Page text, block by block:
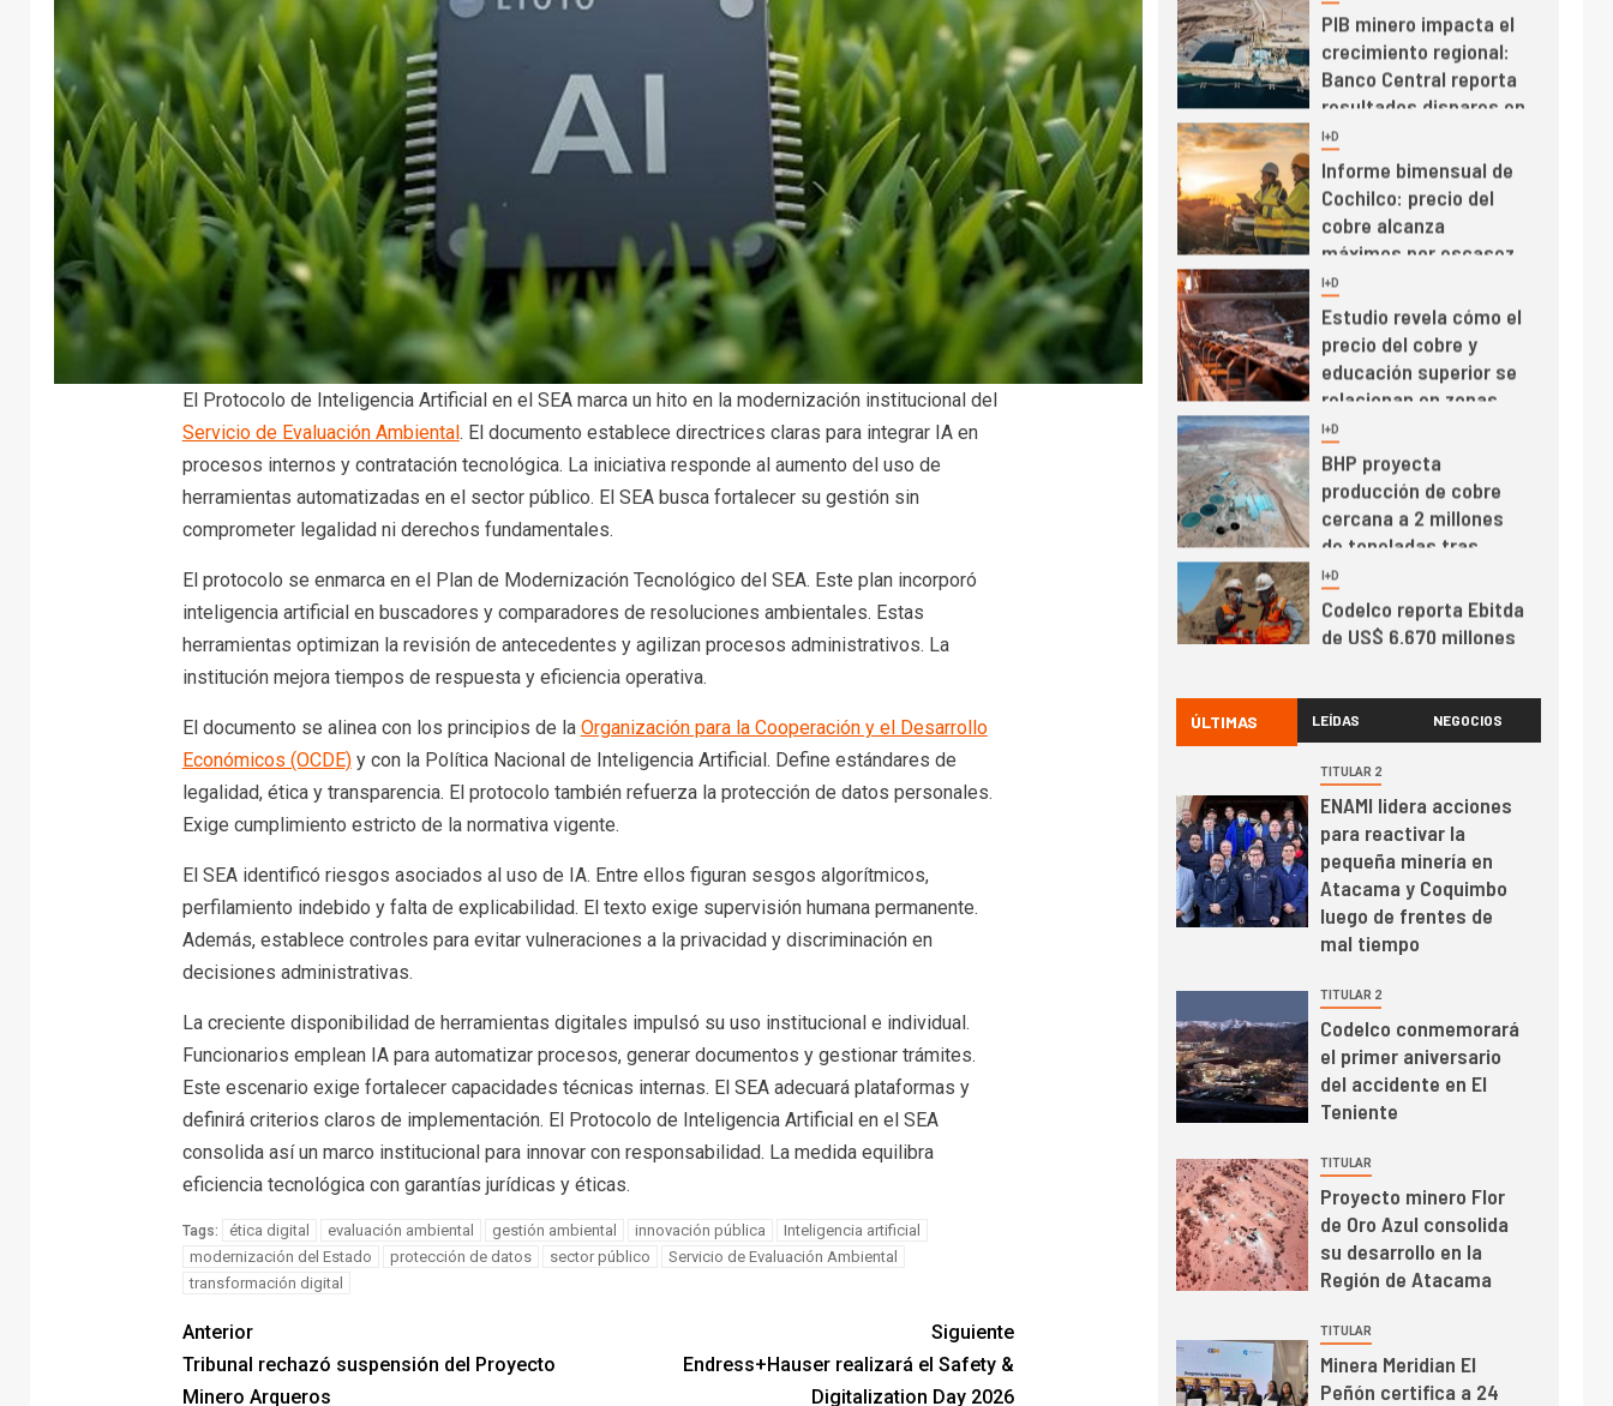
El Protocolo de Inteligencia Artificial en el SEA marca un hito en la modernización institucional del
Servicio de Evaluación Ambiental . El documento establece directrices claras para integrar IA en
procesos internos y contratación tecnológica. La iniciativa responde al aumento del uso de
herramientas automatizadas en el sector público. El SEA busca fortalecer su gestión sin
comprometer legalidad ni derechos fundamentales.
El protocolo se enmarca en el Plan de Modernización Tecnológico del SEA. Este plan incorporó
inteligencia artificial en buscadores y comparadores de resoluciones ambientales. Estas
herramientas optimizan la revisión de antecedentes y agilizan procesos administrativos. La
institución mejora tiempos de respuesta y eficiencia operativa.
El documento se alinea con los principios de la Organización para la Cooperación y el Desarrollo
Económicos (OCDE)y con la Política Nacional de Inteligencia Artificial. Define estándares de
legalidad, ética y transparencia. El protocolo también refuerza la protección de datos personales.
Exige cumplimiento estricto de la normativa vigente.
El SEA identificó riesgos asociados al uso de IA. Entre ellos figuran sesgos algorítmicos,
perfilamiento indebido y falta de explicabilidad. El texto exige supervisión humana permanente.
Además, establece controles para evitar vulneraciones a la privacidad y discriminación en
decisiones administrativas.
La creciente disponibilidad de herramientas digitales impulsó su uso institucional e individual.
Funcionarios emplean IA para automatizar procesos, generar documentos y gestionar trámites.
Este escenario exige fortalecer capacidades técnicas internas. El SEA adecuará plataformas y
definirá criterios claros de implementación. El Protocolo de Inteligencia Artificial en el SEA
consolida así un marco institucional para innovar con responsabilidad. La medida equilibra
eficiencia tecnológica con garantías jurídicas y éticas.
Tags: ética digital evaluación ambiental gestión ambiental innovación pública
Inteligencia artificial
modernización del Estado
protección de datos sector público
Servicio de Evaluación Ambiental
transformación digital
Anterior
Tribunal rechazó suspensión del Proyecto
Minero Arqueros
Siguiente
Endress+Hauser realizará el Safety &
Digitalization Day 2026
Banco Central reporta
resultados dispares en
el primer trimestre
4 I+D
Informe bimensual de
Cochilco: precio del
cobre alcanza
máximos por escasez
de concentrados
5 I+D
Estudio revela cómo el
precio del cobre y
educación superior se
relacionan en zonas
mineras
6 I+D
BHP proyecta
producción de cobre
cercana a 2 millones
de toneladas tras
récord en Escondida
7 I+D
Codelco reporta Ebitda
de US$ 6.670 millones
y mejora sus
indicadores financieros
Codelco Ventanas
prueba camión 100%
eléctrico para
transportar cátodos al
Puerto de San Antonio
2 I+D
Producción minera en
mayo de 2026 cae
10,6%
I+D
PIB minero impacta el
crecimiento regional:
Banco Central reporta
resultados dispares en
el primer trimestre
4
Cochilco: precio del
cobre alcanza
máximos por escasez
de concentrados
5
Estudio revela cómo el
educación superior se
relacionan en zonas
mineras
6 I+D
ÚLTIMAS LEÍDAS NEGOCIOS
TITULAR 2
ENAMI lidera acciones
para reactivar la
pequeña minería en
Atacama y Coquimbo
luego de frentes de
mal tiempo
TITULAR 2
Codelco conmemorará
el primer aniversario
del accidente en El
Teniente
TITULAR
Proyecto minero Flor
de Oro Azul consolida
su desarrollo en la
Región de Atacama
TITULAR
Minera Meridian El
Peñón certifica a 24